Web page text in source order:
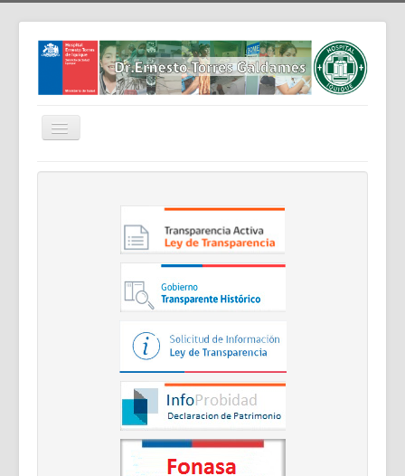
Cambiar
navegación
Home
Trabaja Con Nosotros
Gestión de Personas
Documentos Destacados